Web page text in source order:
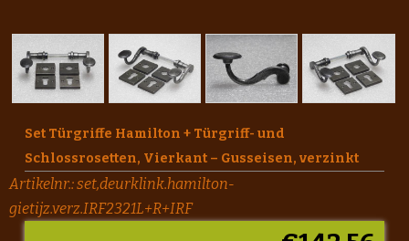
Set Türgriffe Hamilton + Türgriff- und
Schlossrosetten, Vierkant – Gusseisen, verzinkt
Artikelnr.:set,deurklink.hamilton-
gietijz.verz.IRF2321L+R+IRF